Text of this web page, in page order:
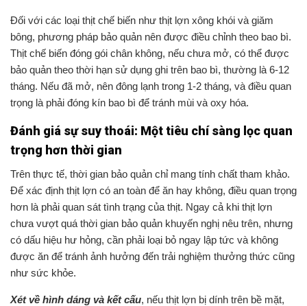
Đối với các loại thịt chế biến như thịt lợn xông khói và giăm
bông, phương pháp bảo quản nên được điều chỉnh theo bao bì.
Thịt chế biến đóng gói chân không, nếu chưa mở, có thể được
bảo quản theo thời hạn sử dụng ghi trên bao bì, thường là 6-12
tháng. Nếu đã mở, nên đông lạnh trong 1-2 tháng, và điều quan
trọng là phải đóng kín bao bì để tránh mùi và oxy hóa.
Đánh giá sự suy thoái: Một tiêu chí sàng lọc quan
trọng hơn thời gian
Trên thực tế, thời gian bảo quản chỉ mang tính chất tham khảo.
Để xác định thịt lợn có an toàn để ăn hay không, điều quan trọng
hơn là phải quan sát tình trạng của thịt. Ngay cả khi thịt lợn
chưa vượt quá thời gian bảo quản khuyến nghị nêu trên, nhưng
có dấu hiệu hư hỏng, cần phải loại bỏ ngay lập tức và không
được ăn để tránh ảnh hưởng đến trải nghiệm thưởng thức cũng
như sức khỏe.
Xét về hình dáng và kết cấu, nếu thịt lợn bị dính trên bề mặt,